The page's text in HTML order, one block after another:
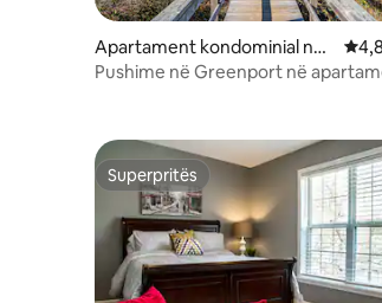
Apartament kondominial në
Greenport
Pushime në Greenport në
Superpritës
Superpritës